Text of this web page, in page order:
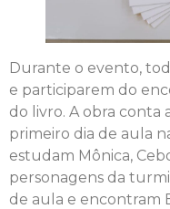
Durante o evento,
e participarem do
do livro. A obra conta
primeiro dia de aula
estudam Mônica,
personagens da
de aula e encontram